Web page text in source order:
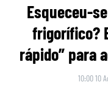
Esqueceu-
frigorífico?
rápido” para
10:00 10